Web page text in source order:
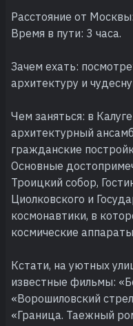
Расстояние от
Время в пути: 3 часа.
Зачем ехать:
архитектуру и
Чем заняться: в
архитектурный
гражданские
Основные
Троицкий собор,
Циолковского и
космонавтики, в
космические
Кстати, на уютных
известные фильмы:
«Ворошиловский
«Граница. Таежный